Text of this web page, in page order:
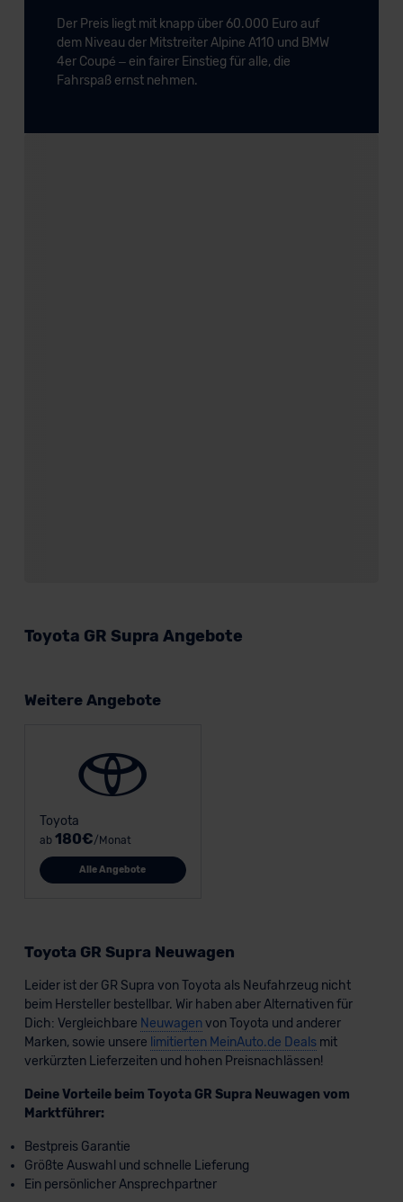
Der Preis liegt mit knapp über 60.000 Euro auf
dem Niveau der Mitstreiter Alpine A110 und BMW
4er Coupé – ein fairer Einstieg für alle, die
Fahrspaß ernst nehmen.
Toyota GR Supra Angebote
Weitere Angebote
Toyota
ab 180€/Monat
Alle Angebote
Toyota GR Supra Neuwagen
Leider ist der GR Supra von Toyota als Neufahrzeug nicht
beim Hersteller bestellbar. Wir haben aber Alternativen für
Dich: Vergleichbare Neuwagenvon Toyota und anderer
Marken, sowie unsere limitierten MeinAuto.de Dealsmit
verkürzten Lieferzeiten und hohen Preisnachlässen!
Deine Vorteile beim Toyota GR Supra Neuwagen vom
Marktführer:
Bestpreis Garantie
Größte Auswahl und schnelle Lieferung
Ein persönlicher Ansprechpartner